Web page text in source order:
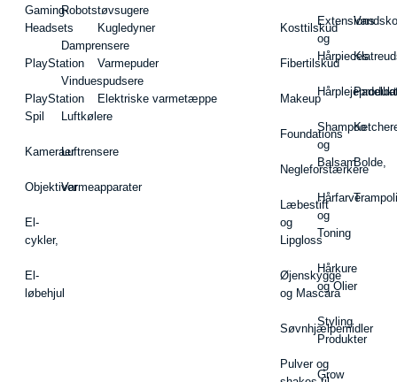
Gaming-
Headsets
PlayStation
PlayStation
Spil
Kameraer
Objektiver
El-
cykler,
El-
løbehjul
Robotstøvsugere
Damprensere
Vinduespudsere
Luftkølere
Luftrensere
Varmeapparater
Kugledyner
Varmepuder
Elektriske varmetæppe
Kosttilskud
Fibertilskud
Makeup
Foundations
Negleforstærkere
Læbestift
og
Lipgloss
Øjenskygge
og Mascara
Søvnhjælpemidler
Pulver og
Extensions
og
Hårpieces
Shampoo
og
Balsam
Hårfarve
og
Toning
Hårkure
og Olier
Styling
Produkter
Grow
Vandsko
Bolde,